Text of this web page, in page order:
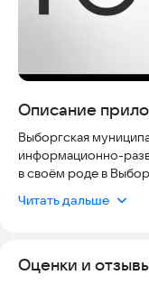
Описание
Выборгская
информационно-
в своём роде в
сериалы,
Читать дальше
Оценки и